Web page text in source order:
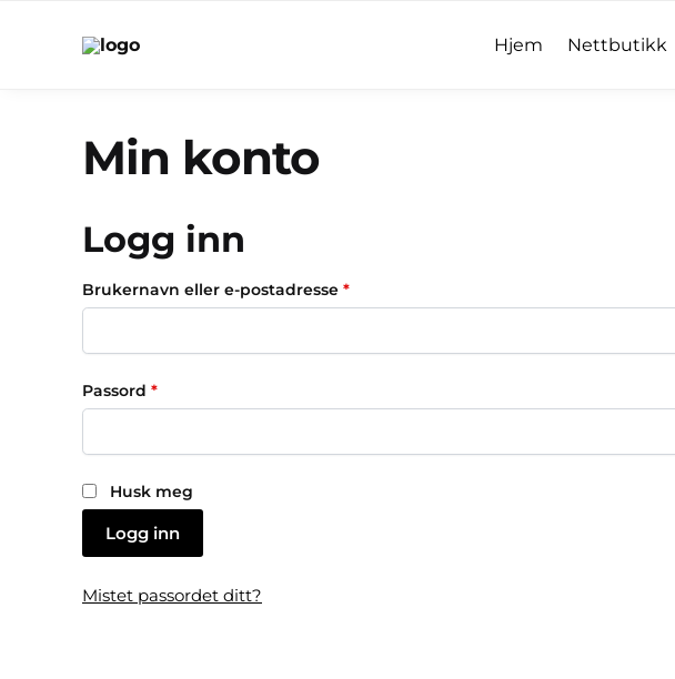
Hjem Nettbutikk
Min konto
Logg inn
Brukernavn eller e-postadresse *
Passord *
Husk meg
Logg inn
Mistet passordet ditt?